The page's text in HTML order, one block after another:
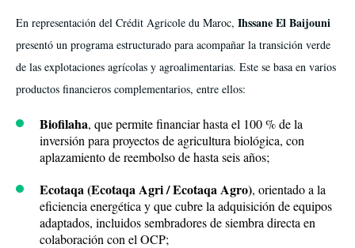
En representación del Crédit Agricole du Maroc, Ihssane El Baijouni
presentó un programa estructurado para acompañar la transición verde
de las explotaciones agrícolas y agroalimentarias. Este se basa en varios
productos financieros complementarios, entre ellos:
Biofilaha, que permite financiar hasta el 100 % de la
inversión para proyectos de agricultura biológica, con
aplazamiento de reembolso de hasta seis años;
Ecotaqa (Ecotaqa Agri / Ecotaqa Agro), orientado a la
eficiencia energética y que cubre la adquisición de equipos
adaptados, incluidos sembradores de siembra directa en
colaboración con el OCP;